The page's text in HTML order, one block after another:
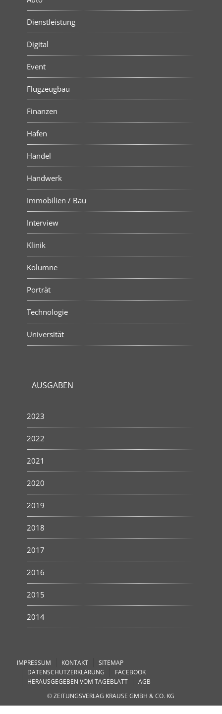
Dienstleistung
Digital
Event
Flugzeugbau
Finanzen
Hafen
Handel
Handwerk
Immobilien / Bau
Interview
Klinik
Kolumne
Porträt
Technologie
Universität
AUSGABEN
2023
2022
2021
2020
2019
2018
2017
2016
2015
2014
IMPRESSUM KONTAKT
SITEMAP
DATENSCHUTZERKLÄRUNG
FACEBOOK
HERAUSGEGEBEN VOM TAGEBLATT
AGB
© ZEITUNGSVERLAG KRAUSE GMBH & CO. KG